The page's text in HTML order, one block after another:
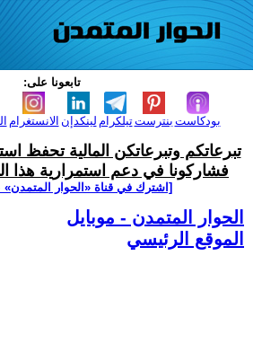
تابعونا على:
الانستغرام لينكدإن تيلكرامبنترست بودكاست
تبرعاتكم وتبرعاتكن المالية تحفظ
فشاركونا في دعم استمرارية هذا
[اشترك في قناة ‫«الحوار المتمدن»
الحوار المتمدن - موبايل
الموقع الرئيسي